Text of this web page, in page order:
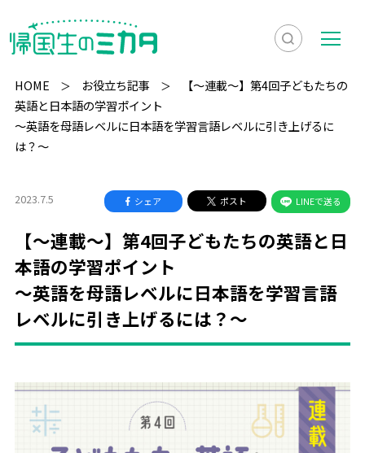
索
検
索
表
メ
ニ
ー
HOME お役立ち記事
【〜連載〜】第4回子どもたちの
英語と日本語の学習ポイント
～英語を母語レベルに日本語を学習言語レベルに引き上げるに
は？～
2023.7.5 シェア ポスト LINEで送る
【〜連載〜】第4回子どもたちの英語と日
本語の学習ポイント
～英語を母語レベルに日本語を学習言語
レベルに引き上げるには？～